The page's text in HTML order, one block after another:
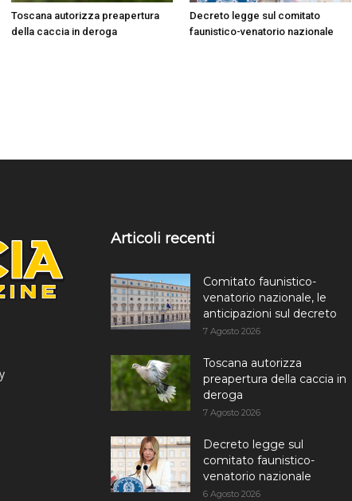
Toscana autorizza preapertura
della caccia in deroga
Decreto legge sul comitato
faunistico-venatorio nazionale
Articoli recenti
Comitato faunistico-
venatorio nazionale, le
anticipazioni sul decreto
7 Agosto 2026
Toscana autorizza
preapertura della caccia in
deroga
7 Agosto 2026
Decreto legge sul
comitato faunistico-
venatorio nazionale
6 Agosto 2026